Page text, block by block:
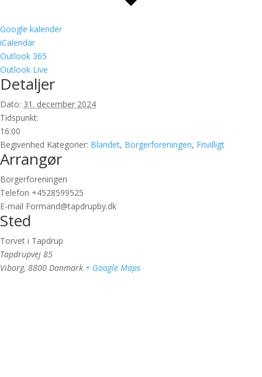
Google kalender
iCalendar
Outlook 365
Outlook Live
Detaljer
Dato: 31. december 2024
Tidspunkt:
16:00
Begivenhed Kategorier: Blandet, Borgerforeningen, Frivilligt
Arrangør
Borgerforeningen
Telefon +4528599525
E-mail Formand@tapdrupby.dk
Sted
Torvet i Tapdrup
Tapdrupvej 85
Viborg, 8800 Danmark + Google Maps